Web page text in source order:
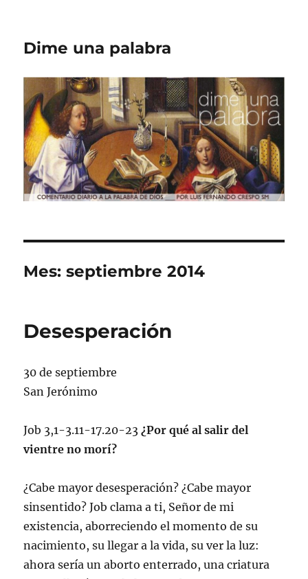
Dime una palabra
Mes:septiembre 2014
Desesperación
30 de septiembre
San Jerónimo
Job 3,1-3.11-17.20-23¿Por qué al salir del
vientre no morí?
¿Cabe mayor desesperación? ¿Cabe mayor
sinsentido? Job clama a ti, Señor de mi
existencia, aborreciendo el momento de su
nacimiento, su llegar a la vida, su ver la luz:
ahora sería un aborto enterrado, una criatura